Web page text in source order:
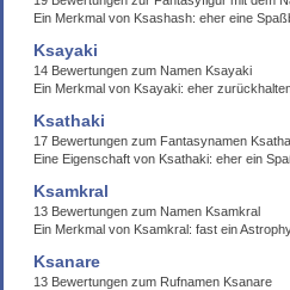
Ein Merkmal von Ksashash: eher eine
Ksayaki
14 Bewertungen zum Namen Ksayaki
Ein Merkmal von Ksayaki: eher
Ksathaki
17 Bewertungen zum Fantasynamen
Eine Eigenschaft von Ksathaki: eher ein
Ksamkral
13 Bewertungen zum Namen Ksamkral
Ein Merkmal von Ksamkral: fast ein
Ksanare
13 Bewertungen zum Rufnamen Ksanare